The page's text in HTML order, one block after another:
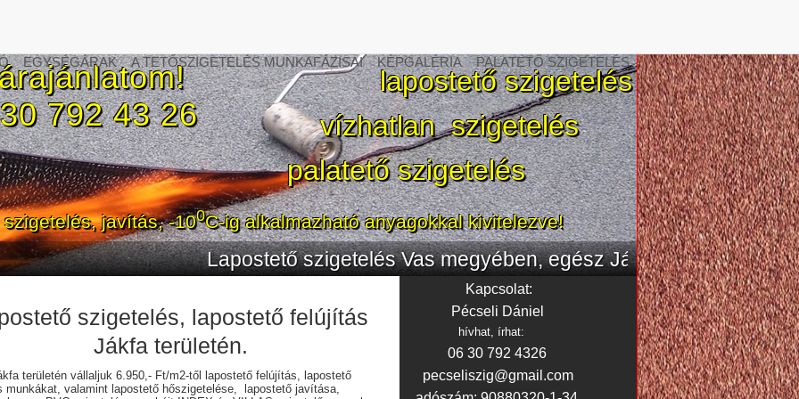
EGYSÉGÁRAK A TETŐSZIGETELÉS MUNKAFÁZISAI KÉPGALÉRIA PALATETŐ SZIGETELÉS
Lapostető szigetelés Vas megyében, egész Jákfa területén
792 43 26
lapostető szigetelés
vízhatlan szigetelés
palatető szigetelés
javítás, -100C-ig alkalmazható anyagokkal kivitelezve!
szigetelés, lapostető felújítás
Jákfa területén.
területén vállaljuk 6.950,- Ft/m2-től lapostető felújítás, lapostető
munkákat, valamint lapostető hőszigetelése, lapostető javítása,
Kapcsolat:
Pécseli Dániel
hívhat, írhat:
06 30 792 4326
pecseliszig@gmail.com